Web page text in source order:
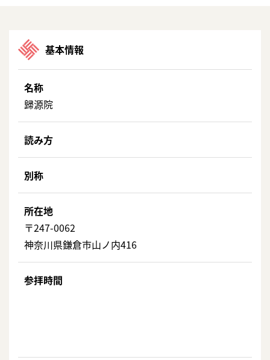
基本情報
名称
歸源院
読み方
別称
所在地
〒247-0062
神奈川県鎌倉市山ノ内416
参拝時間